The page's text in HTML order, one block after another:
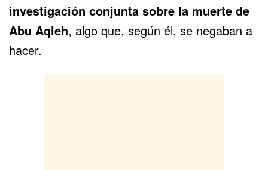
investigación conjunta sobre la muerte de
Abu Aqleh, algo que, según él, se negaban a
hacer.